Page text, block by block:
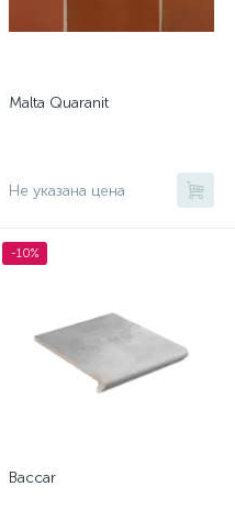
Malta Quaranit
Не указана цена
-10%
Baccar